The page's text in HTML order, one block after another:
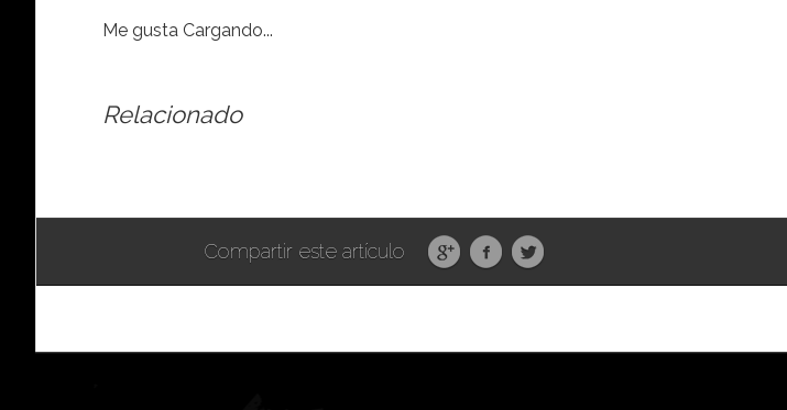
Me gusta Cargando...
Relacionado
Compartir este artículo